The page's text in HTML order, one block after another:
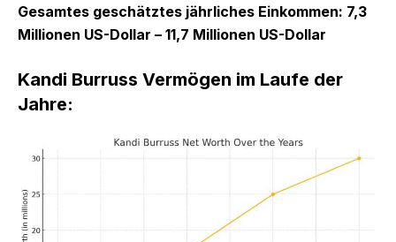
Gesamtes geschätztes jährliches Einkommen: 7,3
Millionen US-Dollar – 11,7 Millionen US-Dollar
Kandi Burruss Vermögen im Laufe der
Jahre: